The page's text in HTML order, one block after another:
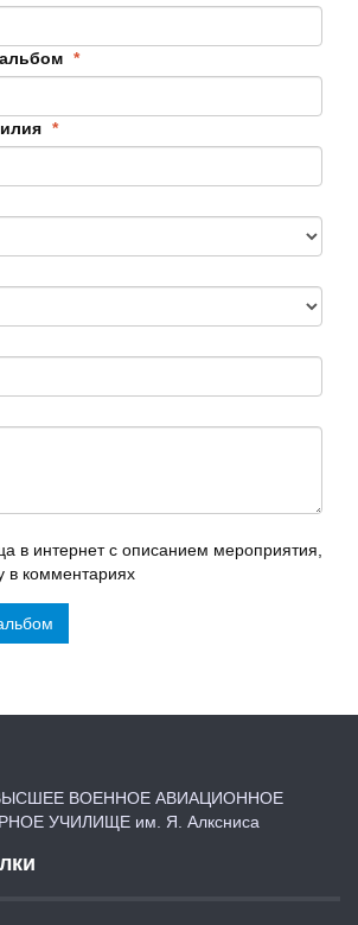
*
*
в интернет с описанием мероприятия,
в комментариях
ВОЕННОЕ АВИАЦИОННОЕ
УЧИЛИЩЕ им. Я. Алксниса